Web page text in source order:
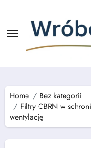
Home
Bez kategorii
Filtry CBRN w
wentylację